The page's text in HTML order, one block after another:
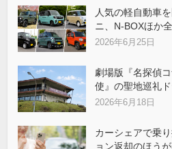
人気の軽自動車
ニ、N-BOXほか
2026年6月25日
劇場版『名探偵
使』の聖地巡礼
2026年6月18日
カーシェアで乗
ョン返却のほう